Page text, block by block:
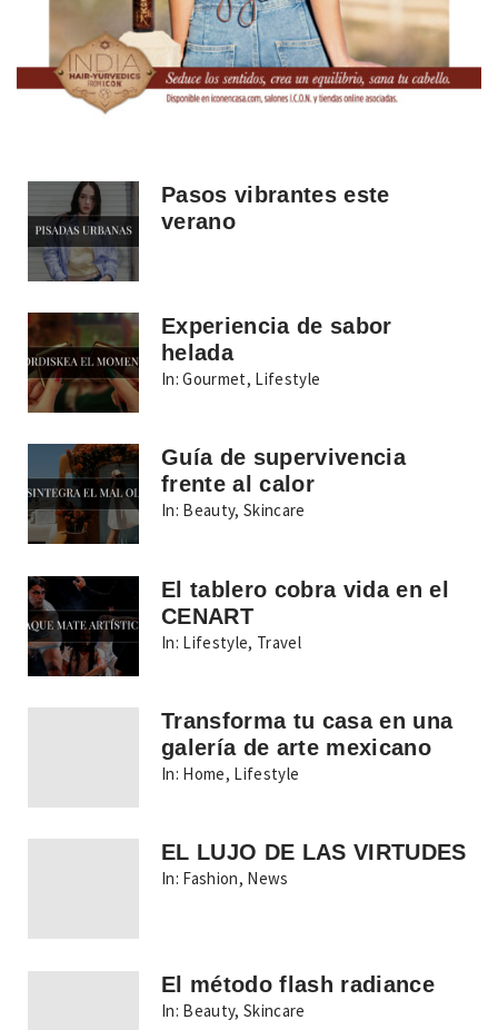
Pasos vibrantes este
verano
Experiencia de sabor
helada
In: Gourmet, Lifestyle
Guía de supervivencia
frente al calor
In: Beauty,Skincare
El tablero cobra vida en el
CENART
In: Lifestyle, Travel
Transforma tu casa en una
galería de arte mexicano
In: Home, Lifestyle
EL LUJO DE LAS VIRTUDES
In: Fashion, News
El método flash radiance
In: Beauty,Skincare